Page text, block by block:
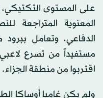
على المستوى
المعنوية المتراجعة
الدفاعي، وتعامل ببرود
مستفيداً من تسرع
اقتربوا من منطقة الجزاء.
ولم يكن غامبا أوساكا